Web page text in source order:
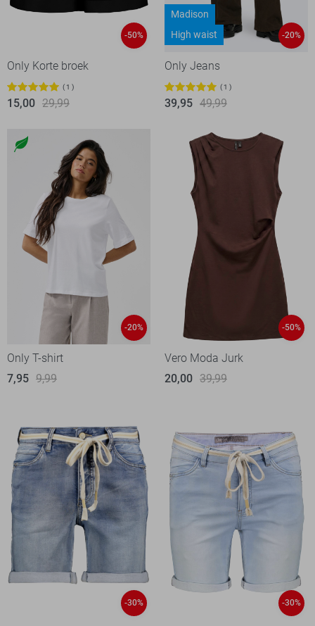
-50%
Only Korte broek
1
15,00 29,99
Madison
High waist
-20%
Only Jeans
1
39,95 49,99
-20%
Only T-shirt
7,95 9,99
-50%
Vero Moda Jurk
20,00 39,99
-30% -30%